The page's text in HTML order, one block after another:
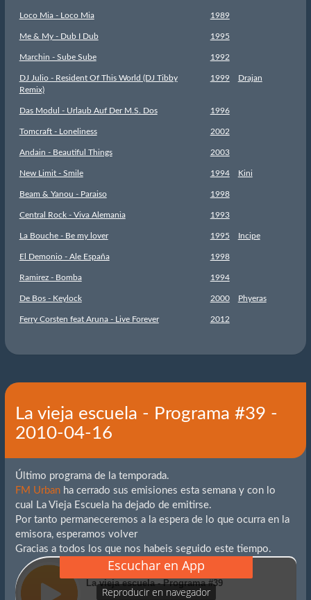
Loco Mia - Loco Mia 1989
Me & My - Dub I Dub 1995
Marchin - Sube Sube 1992
DJ Julio - Resident Of This World (DJ Tibby
Remix)
1999 Drajan
Das Modul - Urlaub Auf Der M.S. Dos 1996
Tomcraft - Loneliness 2002
Andain - Beautiful Things 2003
New Limit - Smile 1994 Kini
Beam & Yanou - Paraiso 1998
Central Rock - Viva Alemania 1993
La Bouche - Be my lover 1995 Incipe
El Demonio - Ale España 1998
Ramirez - Bomba 1994
De Bos - Keylock 2000 Phyeras
Ferry Corsten feat Aruna - Live Forever 2012
La vieja escuela - Programa #39 -
2010-04-16
Último programa de la temporada.
FM Urbanha cerrado sus emisiones esta semana y con lo
cual La Vieja Escuela ha dejado de emitirse.
Por tanto permaneceremos a la espera de lo que ocurra en la
emisora, esperamos volver
Gracias a todos los que nos habeis seguido este tiempo.